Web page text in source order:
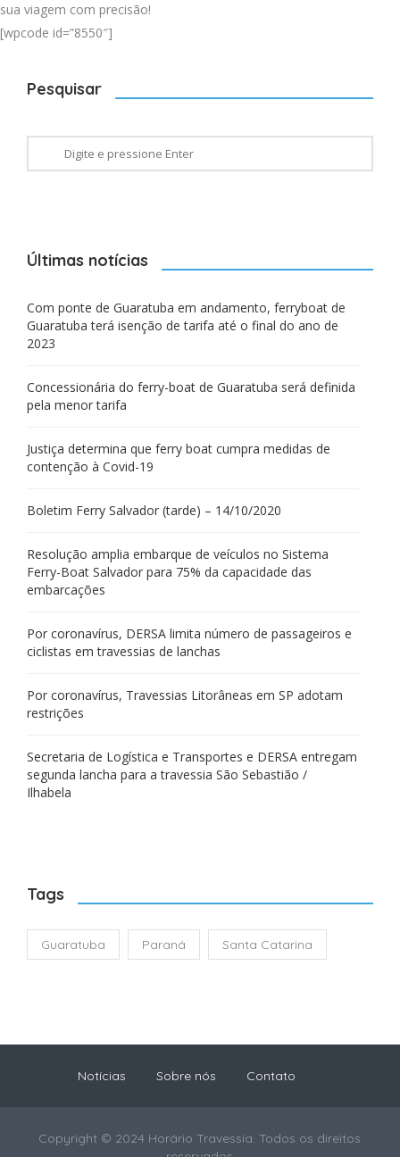
sua viagem com precisão!
[wpcode id=”8550″]
Pesquisar
Últimas notícias
Com ponte de Guaratuba em andamento, ferryboat de
Guaratuba terá isenção de tarifa até o final do ano de
2023
Concessionária do ferry-boat de Guaratuba será definida
pela menor tarifa
Justiça determina que ferry boat cumpra medidas de
contenção à Covid-19
Boletim Ferry Salvador (tarde) – 14/10/2020
Resolução amplia embarque de veículos no Sistema
Ferry-Boat Salvador para 75% da capacidade das
embarcações
Por coronavírus, DERSA limita número de passageiros e
ciclistas em travessias de lanchas
Por coronavírus, Travessias Litorâneas em SP adotam
restrições
Secretaria de Logística e Transportes e DERSA entregam
segunda lancha para a travessia São Sebastião /
Ilhabela
Tags
Guaratuba Paraná Santa Catarina
Notícias Sobre nós Contato
Copyright © 2024 Horário Travessia. Todos os direitos